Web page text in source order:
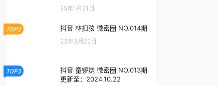
25年1月21日
TOP2 抖音 林扣弦 微密圈 NO.014期
23年3月22日
TOP3
抖音 童锣烧 微密圈 NO.013期
更新至：2024.10.22